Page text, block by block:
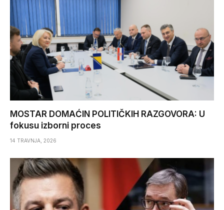
MOSTAR DOMAĆIN POLITIČKIH RAZGOVORA: U
fokusu izborni proces
14 TRAVNJA, 2026